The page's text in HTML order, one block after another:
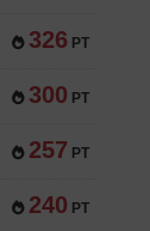
326 PT
300 PT
257 PT
240 PT